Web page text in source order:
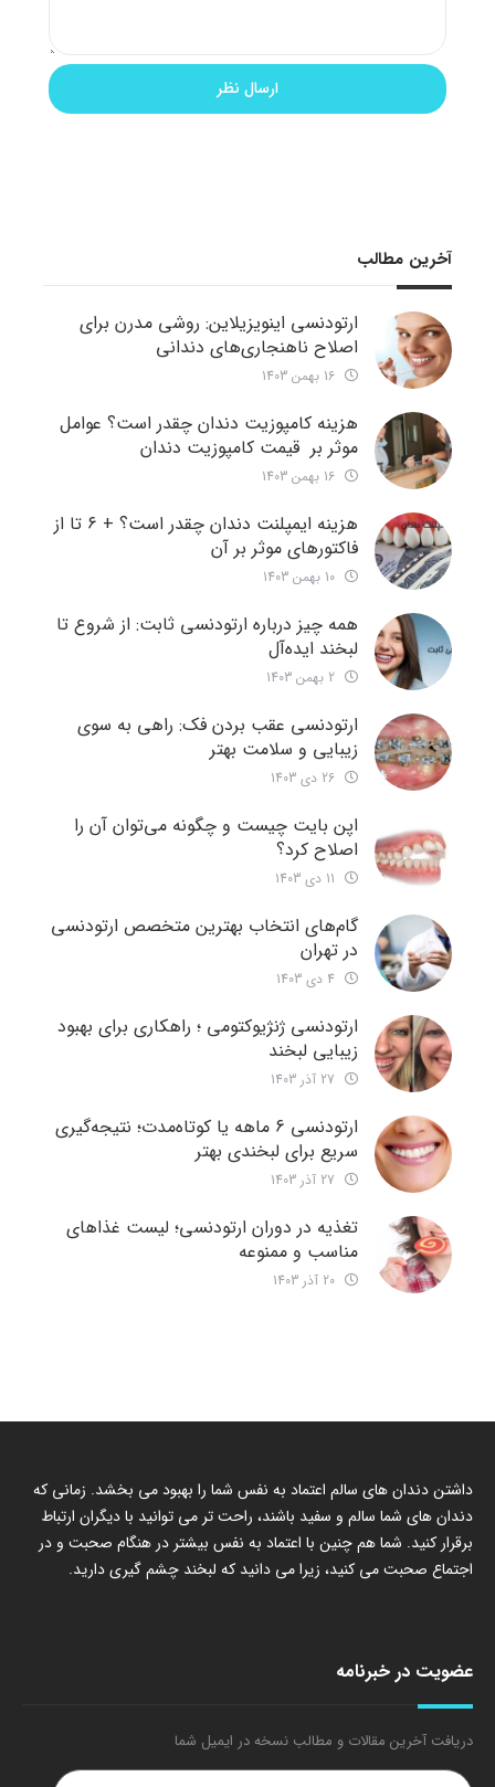
آخرین مطالب
ارتودنسی اینویزیلاین: روشی مدرن برای
اصلاح ناهنجاری‌های دندانی
هزینه کامپوزیت دندان چقدر است؟ عوامل
موثر بر قیمت کامپوزیت دندان
هزینه ایمپلنت دندان چقدر است؟ + ۶ تا از
فاکتورهای موثر بر آن
همه چیز درباره ارتودنسی ثابت: از شروع تا
لبخند ایده‌آل
ارتودنسی عقب بردن فک: راهی به سوی
زیبایی و سلامت بهتر
اپن بایت چیست و چگونه می‌توان آن را
اصلاح کرد؟
گام‌های انتخاب بهترین متخصص ارتودنسی
در تهران
ارتودنسی ژنژیوکتومی ؛ راهکاری برای بهبود
زیبایی لبخند
ارتودنسی 6 ماهه یا کوتاه‌مدت؛ نتیجه‌گیری
سریع برای لبخندی بهتر
تغذیه در دوران ارتودنسی؛ لیست غذاهای
مناسب و ممنوعه
داشتن دندان های سالم اعتماد به نفس شما را بهبود می بخشد. زمانی که
دندان های شما سالم و سفید باشند، راحت تر می توانید با دیگران ارتباط
برقرار کنید. شما هم چنین با اعتماد به نفس بیشتر در هنگام صحبت و در
اجتماع صحبت می کنید، زیرا می دانید که لبخند چشم گیری دارید.
عضویت در خبرنامه
دریافت آخرین مقالات و مطالب نسخه در ایمیل شما